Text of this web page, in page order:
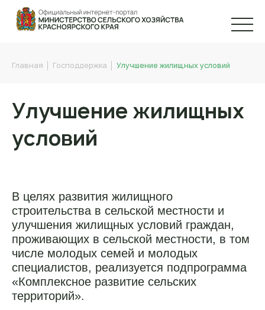
Главная Господдержка Улучшение жилищных условий
Улучшение жилищных
условий
В целях развития жилищного
строительства в сельской местности и
улучшения жилищных условий граждан,
проживающих в сельской местности, в том
числе молодых семей и молодых
специалистов, реализуется подпрограмма
«Комплексное развитие сельских
территорий».